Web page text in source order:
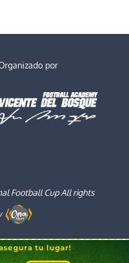
por
Football Cup All rights
tu lugar!